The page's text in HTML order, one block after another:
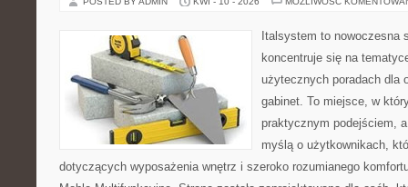
Italsystem to nowoczesna
koncentruje się na
użytecznych poradach dla
gabinet. To miejsce, w
praktycznym podejściem,
myślą o użytkownikach,
dotyczących wyposażenia wnętrz i szeroko rozumianego